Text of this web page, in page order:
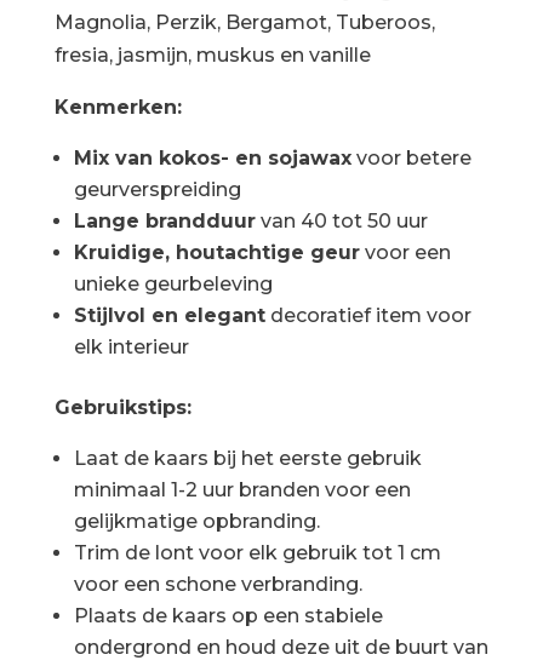
Magnolia, Perzik, Bergamot, Tuberoos,
fresia, jasmijn, muskus en vanille
Kenmerken:
Mix van kokos- en sojawaxvoor betere
geurverspreiding
Lange brandduurvan 40 tot 50 uur
Kruidige, houtachtige geurvoor een
unieke geurbeleving
Stijlvol en elegantdecoratief item voor
elk interieur
Gebruikstips:
Laat de kaars bij het eerste gebruik
minimaal 1-2 uur branden voor een
gelijkmatige opbranding.
Trim de lont voor elk gebruik tot 1 cm
voor een schone verbranding.
Plaats de kaars op een stabiele
ondergrond en houd deze uit de buurt van